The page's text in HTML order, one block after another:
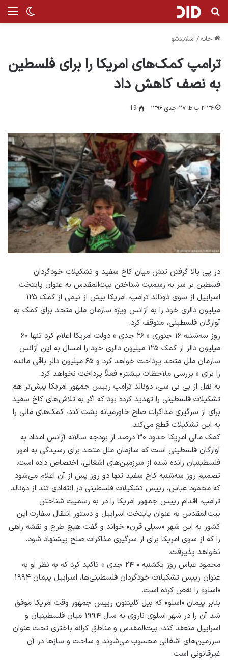
تغییر جستجو برای
خانه/ اسلایدشو
ترامپ کمک‌های امریکا را برای فلسطین
به نصف کاهش داد
۳:۳۶ ب.ظ ۲۷ جدی ۱۳۹۶ 19
در پی بالا گرفتن تنش میان کاخ‌ سفید و تشکیلات خودگردان
فسطین بر سر به رسمیت شناختن بیت‌المقدس به عنوان پایتخت
اسراییل از سوی دونالد ترامپ، امریکا بیش از نیمی از کمک ۱۲۵
میلیون دالری خود را به آژانس ویژه سازمان ملل متحد برای کمک به
آوارگان فلسطینی، متوقف کرد.
روز سه‌شنبه ۱۶ جنوری « ۲۶ جدی » دولت امریکا اعلام کرد تنها ۶۰
میلیون دالر از کمک ۱۲۵ میلیون دالری خود را امسال به این آژانس
سازمان ملل متحد پرداخت خواهد کرد و ۶۵ میلیون دالر باقی مانده
را برای « بررسی ملاحظات بیشتر» فعلاً پرداخت نخواهد کرد.
به نقل از بی بی سی، دونالد ترامپ رییس‌ جمهور امریکا پیش‌تر هم
تشکیلات فلسطینی را تهدید کرده بود که اگر به تلاش‌های کاخ ‌سفید
برای از سرگیری مذاکرات صلح خاورمیانه پشت کند، کمک‌های مالی را
به این تشکیلات قطع می‌کند.
کمک مالی امریکا حدود ۳۰ درصد از بودجه سالانه آژانس امداد به
آوارگان فلسطینی است که سازمان ملل متحد برای رسیدگی به امور
فلسطینیان رانده شده از سرزمین‌های اشغالی، اختصاص داده است.
تصمیم روز سه‌شنبه کاخ‌ سفید تنها دو روز پس از آن اعلام می‌شود
که محمود عباس، رییس تشکیلات فلسطینی در انتقادی تند از دونالد
ترامپ، اقدام رییس جمهور امریکا را در به رسمیت شناختن
بیت‌المقدس به عنوان پایتخت اسراییل و دستور انتقال سفارت این
کشور به این شهر «سیلی قرن» خواند و گفت هیچ طرح و نقشه راهی
را که از سوی امریکا برای از سرگیری مذاکرات صلح پیشنهاد شود،
نخواهد پذیرفت.
محمود عباس روز یکشنبه « ۲۴ جدی » تاکید کرد که به نظر او به
عنوان رییس تشکیلات خودگردان فلسطینی‌ها، اسراییل پیمان ۱۹۹۴
«اسلو» را نقض کرده است.
بنابر پیمان «اسلو» که بیل کلینتون رییس‌ جمهور وقت امریکا موفق
شد آن را در شهر اسلوی ناروی به سال ۱۹۹۴ میان فلسطینیان و
اسراییل منعقد کند، بیت‌المقدس و مناطق کرانه باختری تحت عنوان
سرزمین‌های اشغالی محسوب می‌شوند و ساخت و سازها در آن
غیرقانونی است.